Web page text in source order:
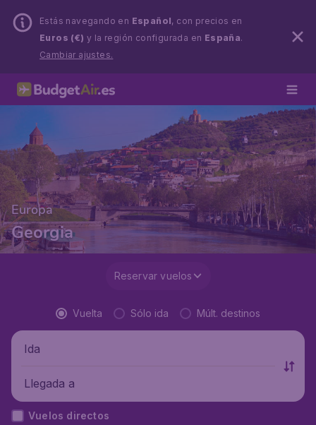
Estás navegando en Español, con precios en
Euros (€) y la región configurada en España.
Cambiar ajustes.
Europa
Georgia
Reservar vuelos
Vuelta Sólo ida Múlt. destinos
Ida
Llegada a
Vuelos directos